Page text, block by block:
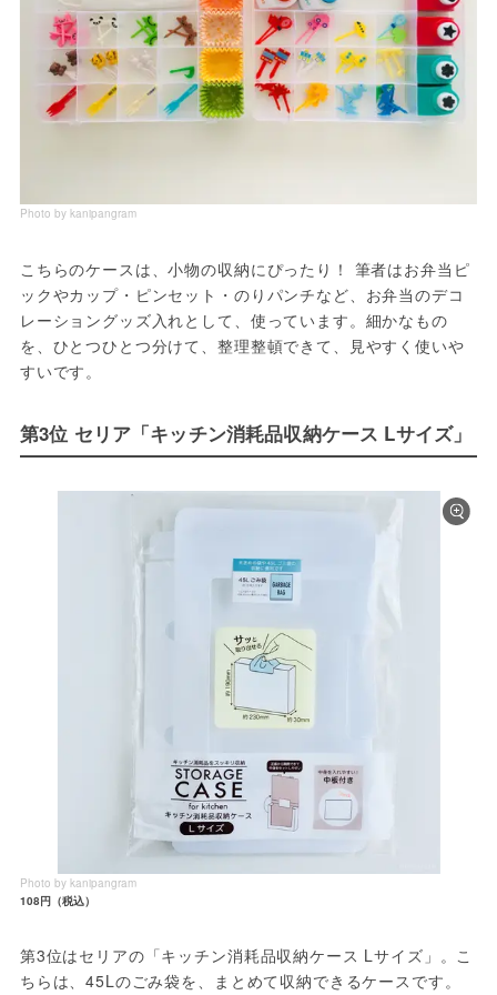
Photo by kanipangram
こちらのケースは、小物の収納にぴったり！ 筆者はお弁当ピ
ックやカップ・ピンセット・のりパンチなど、お弁当のデコ
レーショングッズ入れとして、使っています。細かなもの
を、ひとつひとつ分けて、整理整頓できて、見やすく使いや
すいです。
第3位 セリア「キッチン消耗品収納ケース Lサイズ」
Photo by kanipangram
108円（税込）
第3位はセリアの「キッチン消耗品収納ケース Lサイズ」。こ
ちらは、45Lのごみ袋を、まとめて収納できるケースです。